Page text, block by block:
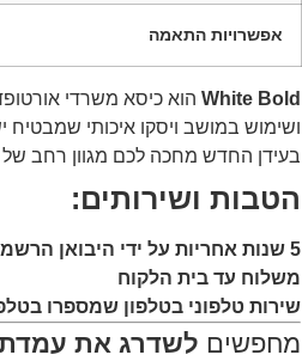
אפשרויות התאמה
White Bold הוא כיסא משרדי
ושימוש במושב ויסקו איכותי שמבטיח
בעידן החדש מחכה לכם מגוון רחב
הטבות ושירותים:
5 שנות אחריות על ידי היבואן הרשמי – קיסר
משלוח עד בית הלקוח
שירות טלפוני בטלפון שמספרו בטלפון
מחפשים לשדרג את עמדת